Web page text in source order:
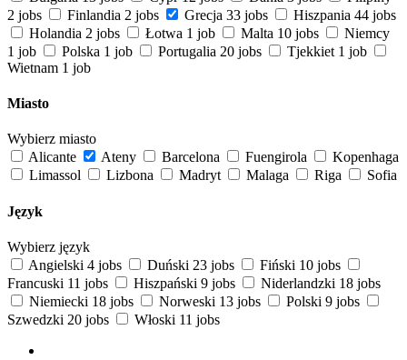
2 jobs
Finlandia 2 jobs Grecja 33 jobs Hiszpania 44 jobs
Holandia 2 jobs Łotwa 1 job Malta 10 jobs
Niemcy
1 job
Polska 1 job Portugalia 20 jobs Tjekkiet 1 job
Wietnam 1 job
Miasto
Wybierz miasto
Alicante
Ateny Barcelona Fuengirola
Kopenhaga
Limassol
Lizbona Madryt Malaga Riga Sofia
Język
Wybierz język
Angielski 4 jobs Duński 23 jobs Fiński 10 jobs
Francuski 11 jobs Hiszpański 9 jobs Niderlandzki 18 jobs
Niemiecki 18 jobs Norweski 13 jobs Polski 9 jobs
Szwedzki 20 jobs Włoski 11 jobs